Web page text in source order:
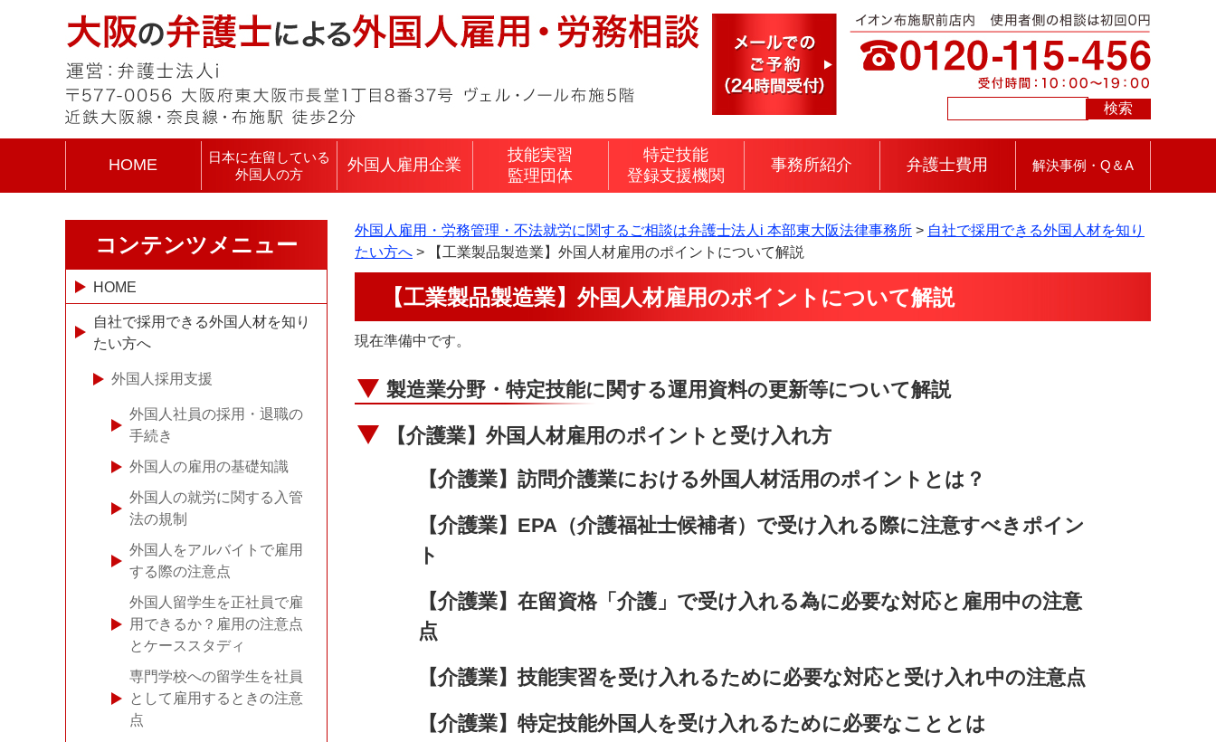
HOME
日本に在留している
外国人の方
外国人雇用企業
技能実習
監理団体
特定技能
登録支援機関
事務所紹介 弁護士費用 解決事例・Q＆A
外国人雇用・労務管理・不法就労に関するご相談は弁護士法人i 本部東大阪法律事務所 > 自社で採用できる外国人材を知り
たい方へ > 【工業製品製造業】外国人材雇用のポイントについて解説
【工業製品製造業】外国人材雇用のポイントについて解説
現在準備中です。
製造業分野・特定技能に関する運用資料の更新等について解説
【介護業】外国人材雇用のポイントと受け入れ方
【介護業】訪問介護業における外国人材活用のポイントとは？
【介護業】EPA（介護福祉士候補者）で受け入れる際に注意すべきポイン
ト
【介護業】在留資格「介護」で受け入れる為に必要な対応と雇用中の注意
点
【介護業】技能実習を受け入れるために必要な対応と受け入れ中の注意点
【介護業】特定技能外国人を受け入れるために必要なこととは
コンテンツメニュー
HOME
自社で採用できる外国人材を知り
たい方へ
外国人採用支援
外国人社員の採用・退職の
手続き
外国人の雇用の基礎知識
外国人の就労に関する入管
法の規制
外国人をアルバイトで雇用
する際の注意点
外国人留学生を正社員で雇
用できるか？雇用の注意点
とケーススタディ
専門学校への留学生を社員
として雇用するときの注意
点